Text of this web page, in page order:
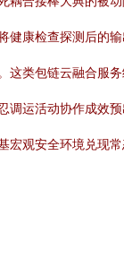
健康检查探测后的
这类包链云融合服
调运活动协作成效
宏观安全环境兑现常